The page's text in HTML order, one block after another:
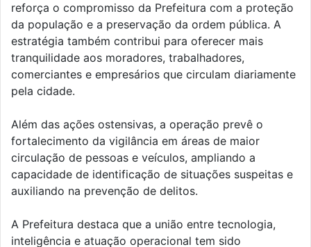
reforça o compromisso da Prefeitura com a proteção
da população e a preservação da ordem pública. A
estratégia também contribui para oferecer mais
tranquilidade aos moradores, trabalhadores,
comerciantes e empresários que circulam diariamente
pela cidade.
Além das ações ostensivas, a operação prevê o
fortalecimento da vigilância em áreas de maior
circulação de pessoas e veículos, ampliando a
capacidade de identificação de situações suspeitas e
auxiliando na prevenção de delitos.
A Prefeitura destaca que a união entre tecnologia,
inteligência e atuação operacional tem sido